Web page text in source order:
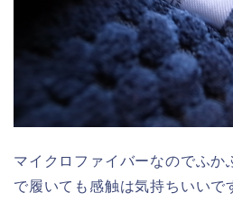
マイクロファイバーなのでふか
で履いても感触は気持ちいいで